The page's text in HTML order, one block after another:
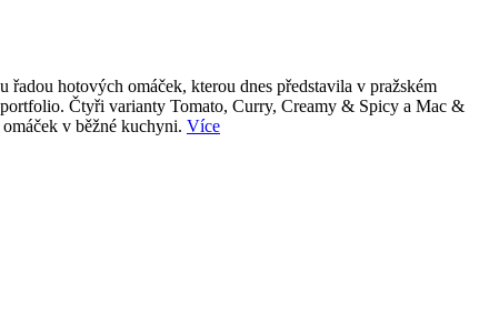
hotových omáček, kterou dnes představila v pražském
Čtyři varianty Tomato, Curry, Creamy & Spicy a Mac &
v běžné kuchyni. Více